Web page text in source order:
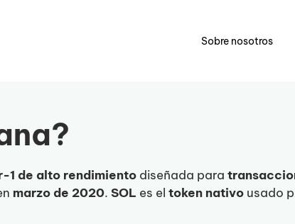
Sobre nosotros
1 de alto rendimiento diseñada para
marzo de 2020. SOL es el token nativo usado